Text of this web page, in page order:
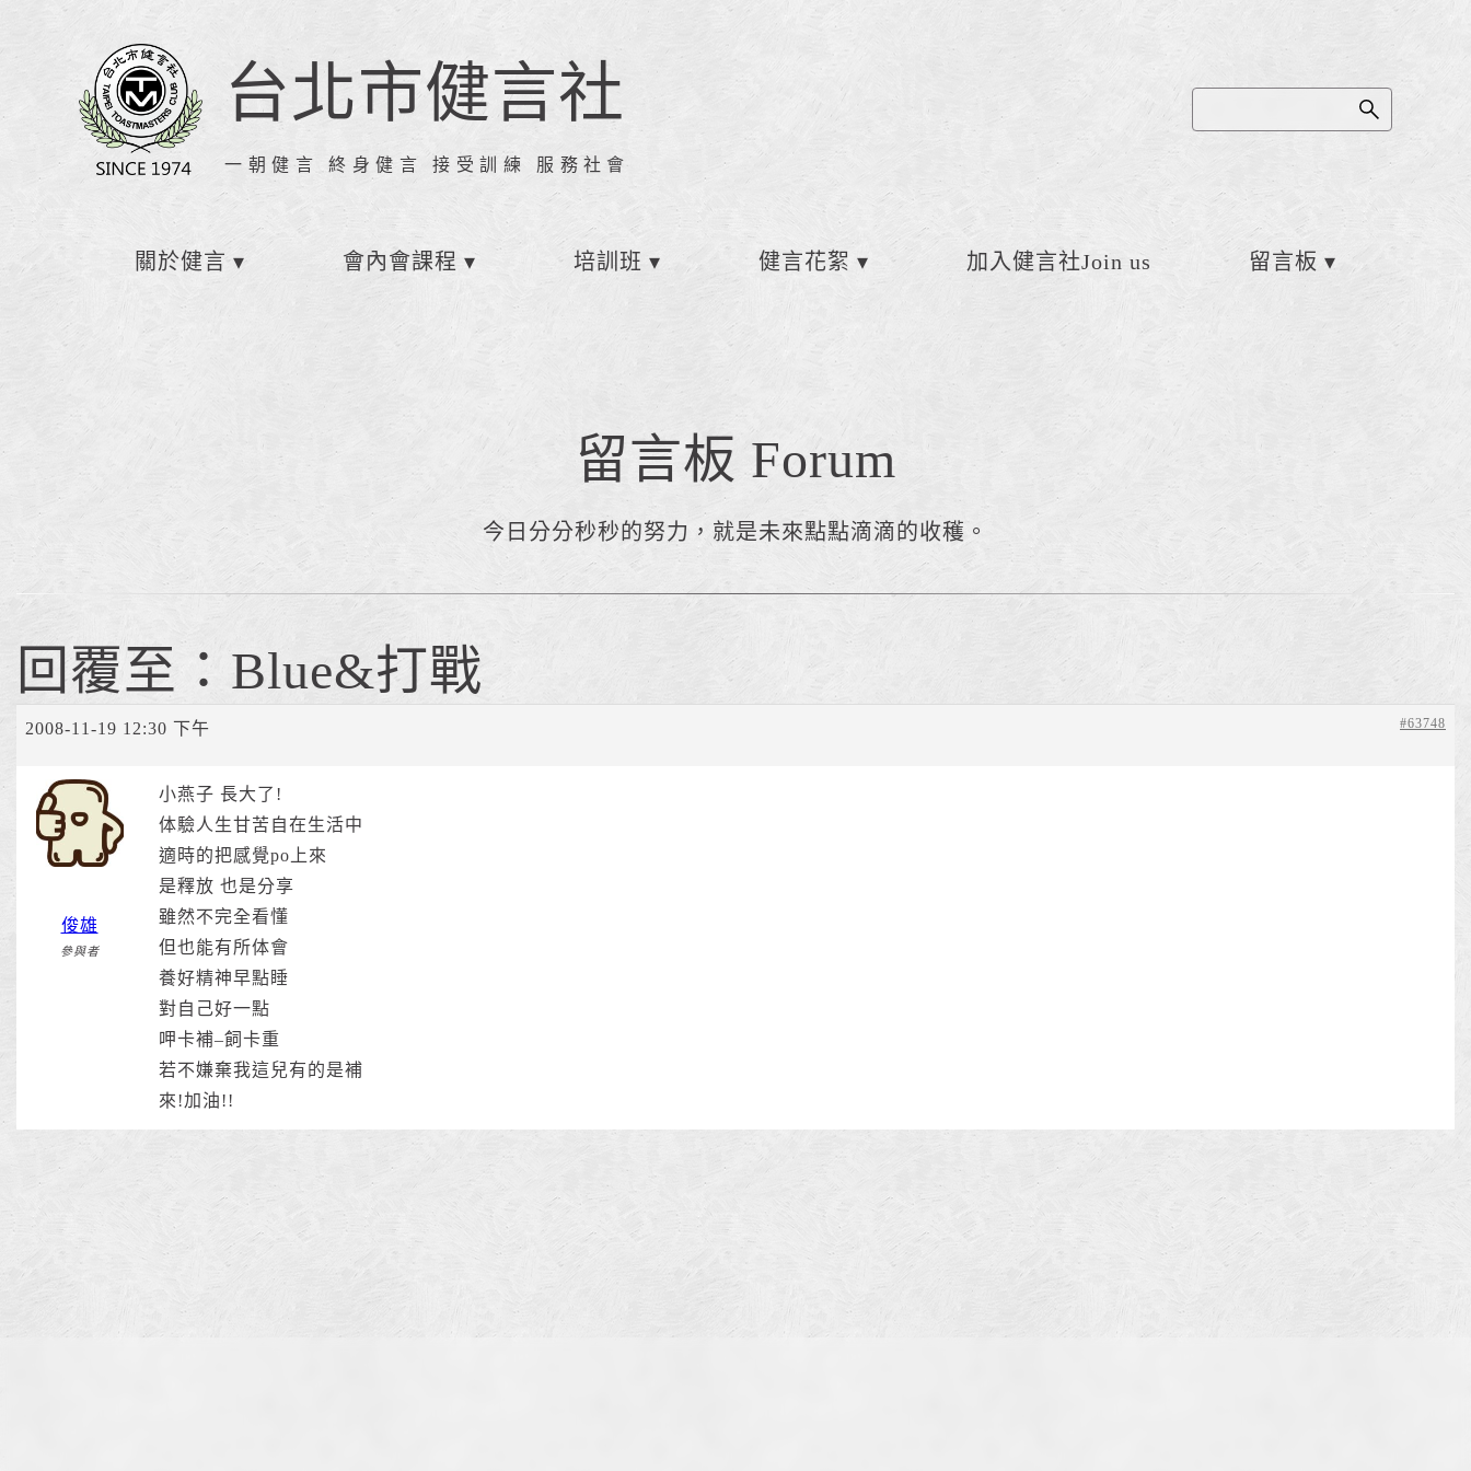
台北市健言社
一朝健言 終身健言 接受訓練 服務社會
關於健言 會內會課程 培訓班 健言花絮 加入健言社Join us 留言板
留言板 Forum
今日分分秒秒的努力，就是未來點點滴滴的收穫。
回覆至：Blue&打戰
2008-11-19 12:30 下午 #63748
俊雄
參與者
小燕子 長大了!
体驗人生甘苦自在生活中
適時的把感覺po上來
是釋放 也是分享
雖然不完全看懂
但也能有所体會
養好精神早點睡
對自己好一點
呷卡補–飼卡重
若不嫌棄我這兒有的是補
來!加油!!